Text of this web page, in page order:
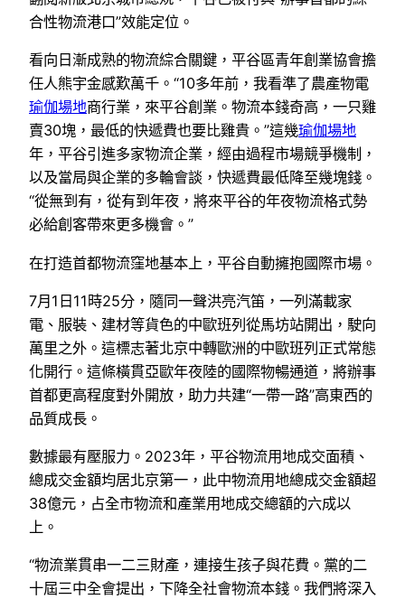
合性物流港口”效能定位。
看向日漸成熟的物流綜合關鍵，平谷區青年創業協會擔
任人熊宇金感歎萬千。“10多年前，我看準了農產物電
瑜伽場地商行業，來平谷創業。物流本錢奇高，一只雞
賣30塊，最低的快遞費也要比雞貴。”這幾瑜伽場地
年，平谷引進多家物流企業，經由過程市場競爭機制，
以及當局與企業的多輪會談，快遞費最低降至幾塊錢。
“從無到有，從有到年夜，將來平谷的年夜物流格式勢
必給創客帶來更多機會。”
在打造首都物流窪地基本上，平谷自動擁抱國際市場。
7月1日11時25分，隨同一聲洪亮汽笛，一列滿載家
電、服裝、建材等貨色的中歐班列從馬坊站開出，駛向
萬里之外。這標志著北京中轉歐洲的中歐班列正式常態
化開行。這條橫貫亞歐年夜陸的國際物暢通道，將辦事
首都更高程度對外開放，助力共建“一帶一路”高東西的
品質成長。
數據最有壓服力。2023年，平谷物流用地成交面積、
總成交金額均居北京第一，此中物流用地總成交金額超
38億元，占全市物流和產業用地成交總額的六成以
上。
“物流業貫串一二三財產，連接生孩子與花費。黨的二
十屆三中全會提出，下降全社會物流本錢。我們將深入